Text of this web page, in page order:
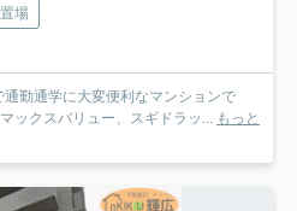
場
勤通学に大変便利なマンションで
ックスバリュー、スギドラッ...
もっと